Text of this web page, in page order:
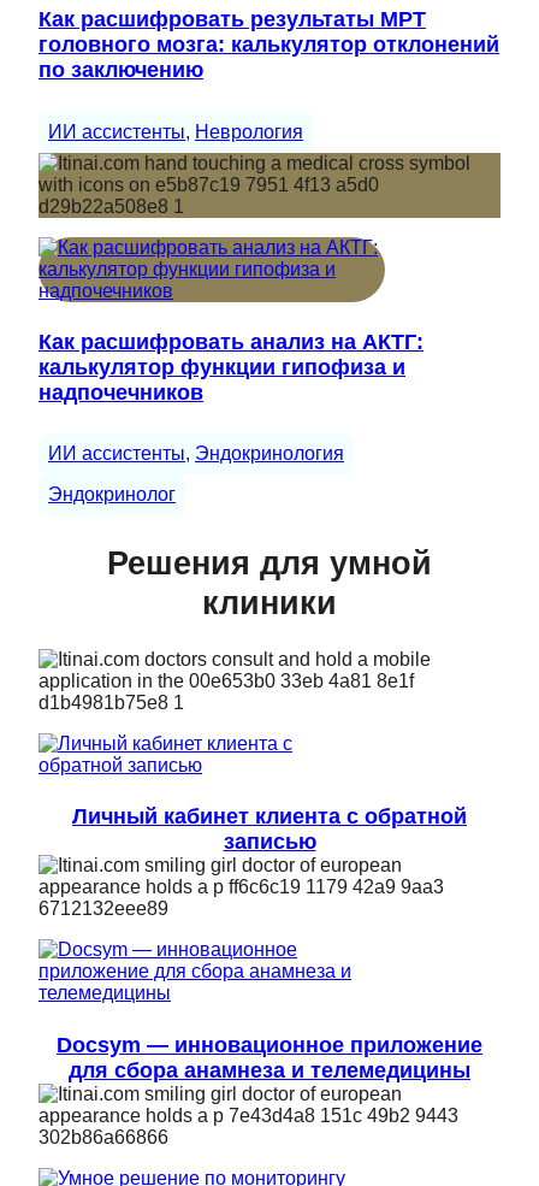
Как расшифровать результаты МРТ
головного мозга: калькулятор отклонений
по заключению
ИИ ассистенты, Неврология
Как расшифровать анализ на АКТГ:
калькулятор функции гипофиза и
надпочечников
ИИ ассистенты, Эндокринология
Эндокринолог
Решения для умной
клиники
Личный кабинет клиента с обратной
записью
Docsym — инновационное приложение
для сбора анамнеза и телемедицины